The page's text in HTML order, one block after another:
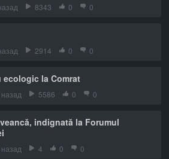
8343 0 0
2914 0 0
ecologic la Comrat
5586 0 0
indignată la Forumul
4 0 0